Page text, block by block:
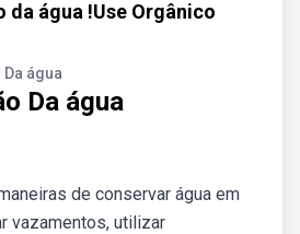
da água !Use Orgânico
água
Da água
de conservar água em
vazamentos, utilizar